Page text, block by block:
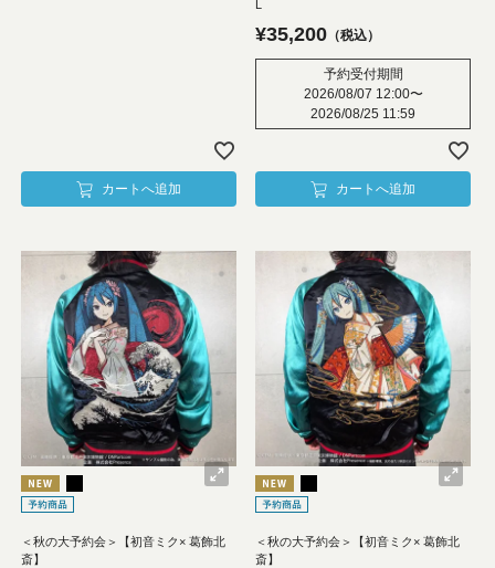
カートへ追加
L
¥35,200 税込
予約受付期間
2026/08/07 12:00〜
2026/08/25 11:59
カートへ追加
＜秋の大予約会＞【初音ミク× 葛飾北
斎】
＜秋の大予約会＞【初音ミク× 葛飾北
斎】